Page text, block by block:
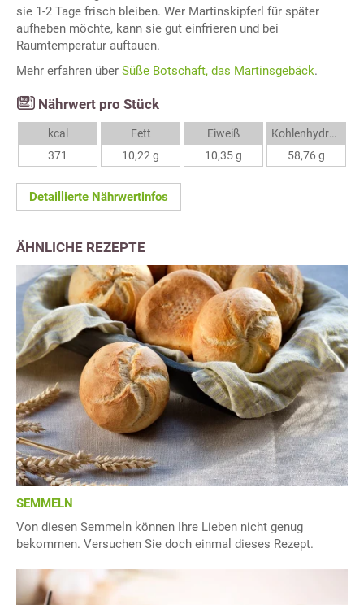
sie 1-2 Tage frisch bleiben. Wer Martinskipferl für später
aufheben möchte, kann sie gut einfrieren und bei
Raumtemperatur auftauen.
Mehr erfahren über Süße Botschaft, das Martinsgebäck.
Nährwert pro Stück
kcal
371
Fett
10,22 g
Eiweiß
10,35 g
Kohlenhydrate
58,76 g
Detaillierte Nährwertinfos
ÄHNLICHE REZEPTE
SEMMELN
Von diesen Semmeln können Ihre Lieben nicht genug
bekommen. Versuchen Sie doch einmal dieses Rezept.